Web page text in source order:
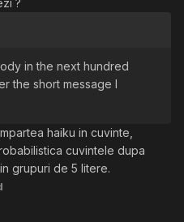
?
in the next hundred
the short message I
haiku in cuvinte,
cuvintele dupa
grupuri de 5 litere.